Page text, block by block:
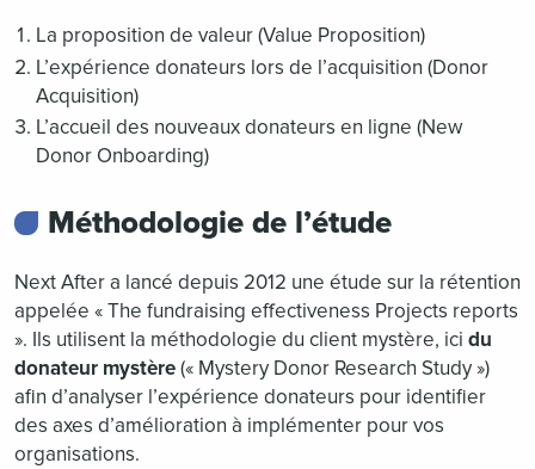
La proposition de valeur (Value Proposition)
L’expérience donateurs lors de l’acquisition (Donor
Acquisition)
L’accueil des nouveaux donateurs en ligne (New
Donor Onboarding)
Méthodologie de l’étude
Next After a lancé depuis 2012 une étude sur la rétention
appelée « The fundraising effectiveness Projects reports
». Ils utilisent la méthodologie du client mystère, ici du
donateur mystère(« Mystery Donor Research Study »)
afin d’analyser l’expérience donateurs pour identifier
des axes d’amélioration à implémenter pour vos
organisations.